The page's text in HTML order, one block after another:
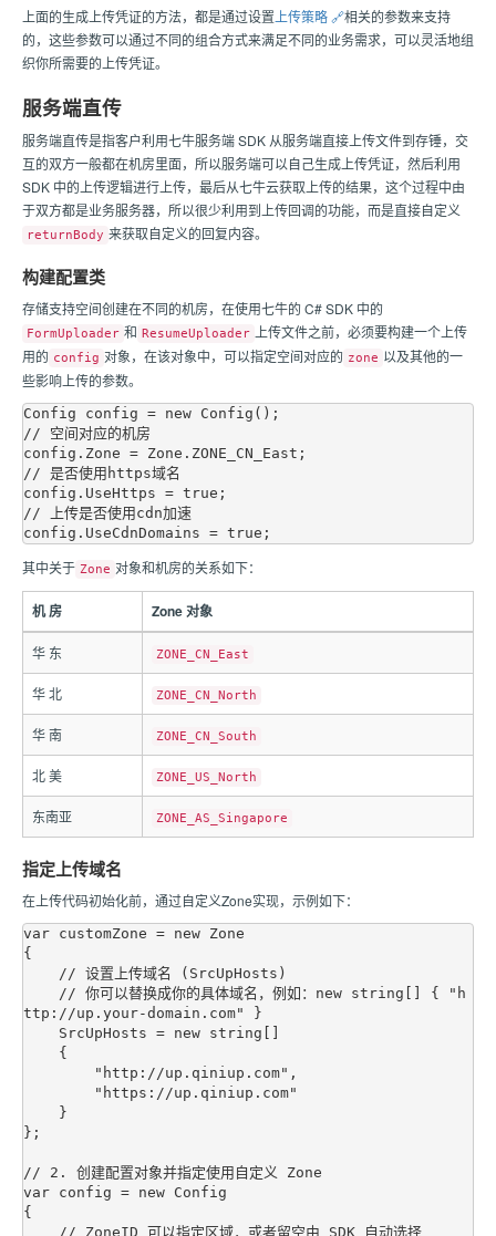
上面的生成上传凭证的方法，都是通过设置 上传策略 🔗相关的参数来支持
的，这些参数可以通过不同的组合方式来满足不同的业务需求，可以灵活地组
织你所需要的上传凭证。
服务端直传
服务端直传是指客户利用七牛服务端 SDK 从服务端直接上传文件到存锤，交
互的双方一般都在机房里面，所以服务端可以自己生成上传凭证，然后利用
SDK 中的上传逻辑进行上传，最后从七牛云获取上传的结果，这个过程中由
于双方都是业务服务器，所以很少利用到上传回调的功能，而是直接自定义
returnBody 来获取自定义的回复内容。
构建配置类
存储支持空间创建在不同的机房，在使用七牛的 C# SDK 中的
FormUploader 和 ResumeUploader
上传文件之前，必须要构建一个上传
用的 config 对象，在该对象中，可以指定空间对应的 zone 以及其他的一
些影响上传的参数。
Config config = new Config();
// 空间对应的机房
config.Zone = Zone.ZONE_CN_East;
// 是否使用https域名
config.UseHttps = true;
// 上传是否使用cdn加速
其中关于 Zone 对象和机房的关系如下：
机 房 Zone 对象
华 东 ZONE_CN_East
华 北 ZONE_CN_North
华 南 ZONE_CN_South
北 美 ZONE_US_North
东南亚 ZONE_AS_Singapore
指定上传域名
在上传代码初始化前，通过自定义Zone实现，示例如下：
var customZone = new Zone
{
ttp://up.your-domain.com" }
};
// 2. 创建配置对象并指定使用自定义 Zone
var config = new Config
{